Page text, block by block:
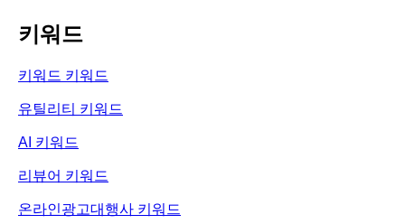
키워드
키워드 키워드
유틸리티 키워드
AI 키워드
리뷰어 키워드
온라인광고대행사 키워드